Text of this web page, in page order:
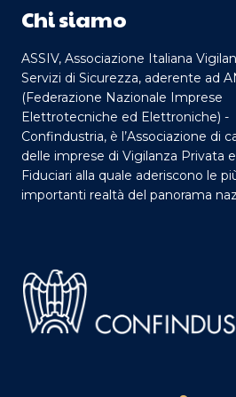
Chi siamo
ASSIV, Associazione Italiana
Servizi di Sicurezza, aderente ad
(Federazione Nazionale Imprese
Elettrotecniche ed Elettroniche) -
Confindustria, è l’Associazione di
delle imprese di Vigilanza Privata
Fiduciari alla quale aderiscono le
importanti realtà del panorama